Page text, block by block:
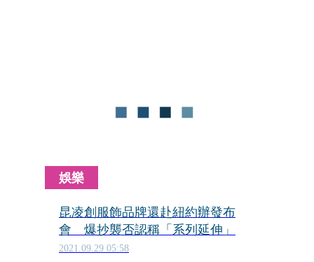
娛樂
昆凌創服飾品牌還赴紐約辦發布
會 爆抄襲否認稱「系列延伸」
2021.09.29 05:58